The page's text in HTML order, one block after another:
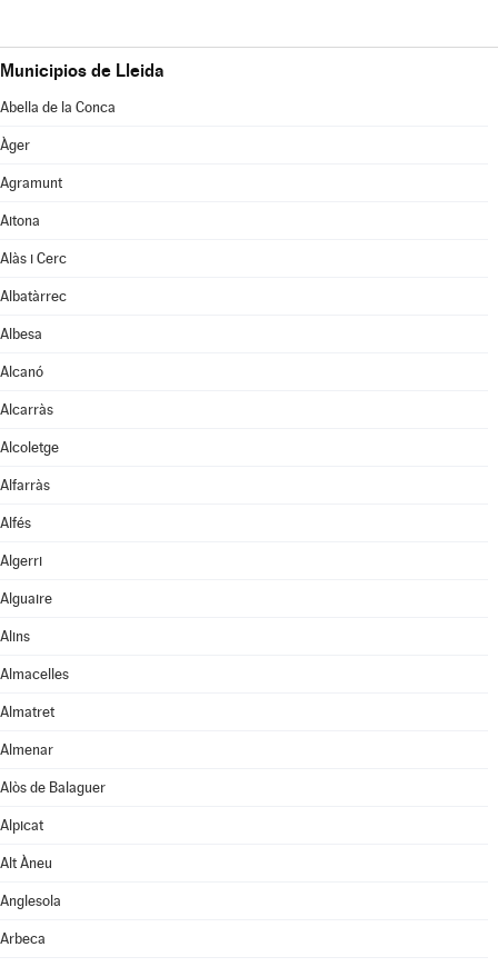
Municipios de Lleida
Abella de la Conca
Àger
Agramunt
Aitona
Alàs i Cerc
Albatàrrec
Albesa
Alcanó
Alcarràs
Alcoletge
Alfarràs
Alfés
Algerri
Alguaire
Alins
Almacelles
Almatret
Almenar
Alòs de Balaguer
Alpicat
Alt Àneu
Anglesola
Arbeca